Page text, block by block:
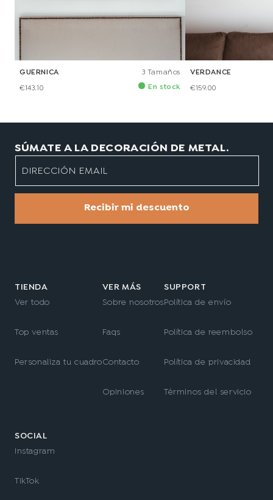
GUERNICA
€143.10
3 Tamaños
En stock
VERDANCE
€159.00
SÚMATE A LA DECORACIÓN DE METAL.
DIRECCIÓN EMAIL
Recibir mi descuento
TIENDA
Ver todo
Top ventas
Personaliza tu cuadro
VER MÁS
Sobre nosotros
Faqs
Contacto
Opiniones
SUPPORT
Política de envío
Política de reembolso
Política de privacidad
Términos del servicio
SOCIAL
Instagram
TikTok